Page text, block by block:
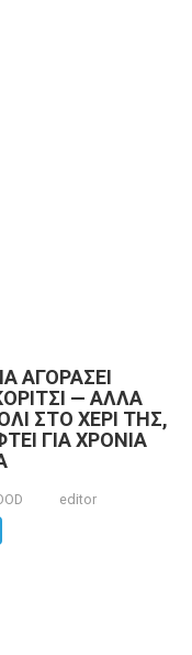
ΑΓΟΡΑΣΕΙ
— ΑΛΛΑ
ΣΤΟ ΧΕΡΙ ΤΗΣ,
ΓΙΑ ΧΡΟΝΙΑ
editor